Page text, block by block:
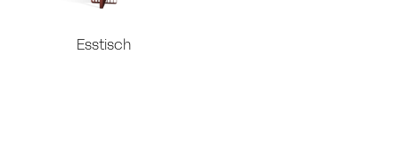
Esstisch